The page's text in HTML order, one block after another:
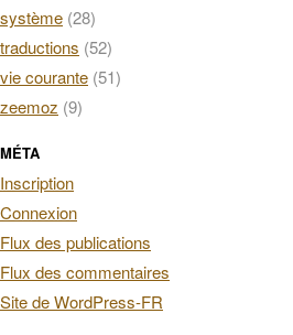
système (28)
traductions (52)
vie courante (51)
zeemoz (9)
MÉTA
Inscription
Connexion
Flux des publications
Flux des commentaires
Site de WordPress-FR